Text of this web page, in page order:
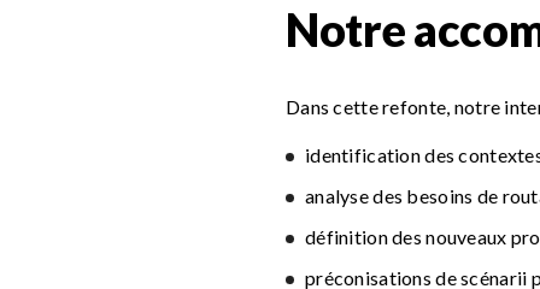
Notre
Dans cette refonte, notre
identification des
analyse des besoins de
définition des nouveaux
préconisations de scénarii